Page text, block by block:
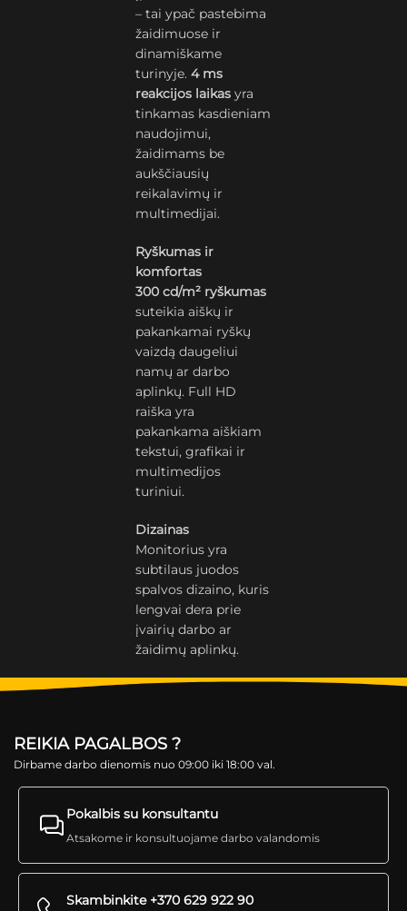
– tai ypač pastebima
žaidimuose ir
dinamiškame
turinyje.4 ms
reakcijos laikas yra
tinkamas kasdieniam
naudojimui,
žaidimams be
aukščiausių
reikalavimų ir
multimedijai.
Ryškumas ir
komfortas
300 cd/m² ryškumas
suteikia aiškų ir
pakankamai ryškų
vaizdą daugeliui
namų ar darbo
aplinkų. Full HD
raiška yra
pakankama aiškiam
tekstui, grafikai ir
multimedijos
turiniui.
Dizainas
Monitorius yra
subtilaus juodos
spalvos dizaino, kuris
lengvai dera prie
įvairių darbo ar
žaidimų aplinkų.
REIKIA PAGALBOS ?
Dirbame darbo dienomis nuo 09:00 iki 18:00 val.
Pokalbis su konsultantu
Atsakome ir konsultuojame darbo valandomis
Skambinkite +370 629 922 90